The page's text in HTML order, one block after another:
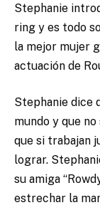
Stephanie
ring y es todo
la mejor mujer
actuación de
Stephanie dice
mundo y que
que si trabajan
lograr.
su amiga
estrechar la